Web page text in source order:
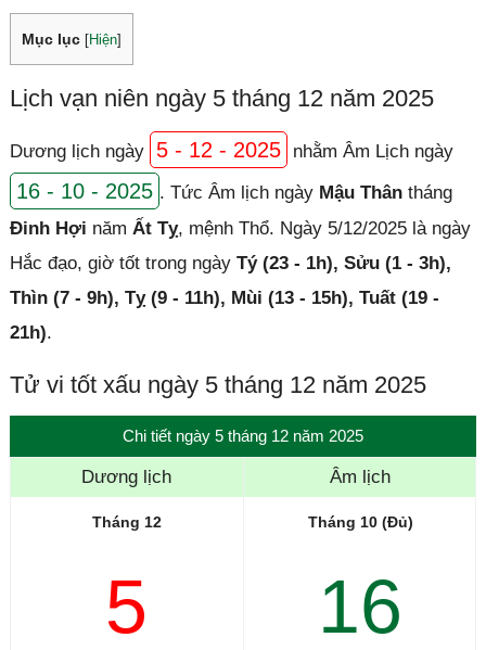
Mục lục Hiện]
Lịch vạn niên ngày 5 tháng 12 năm 2025
Dương lịch ngày 5 - 12 - 2025 nhằm Âm Lịch ngày
16 - 10 - 2025 . Tức Âm lịch ngày Mậu Thântháng
Đinh Hợi năm Ất Tỵ, mệnh Thổ. Ngày 5/12/2025 là ngày
Hắc đạo, giờ tốt trong ngày Tý (23 - 1h), Sửu (1 - 3h),
Thìn (7 - 9h), Tỵ (9 - 11h), Mùi (13 - 15h), Tuất (19 -
21h).
Tử vi tốt xấu ngày 5 tháng 12 năm 2025
Chi tiết ngày 5 tháng 12 năm 2025
Dương lịch Âm lịch
Tháng 12
5
Tháng 10 (Đủ)
16